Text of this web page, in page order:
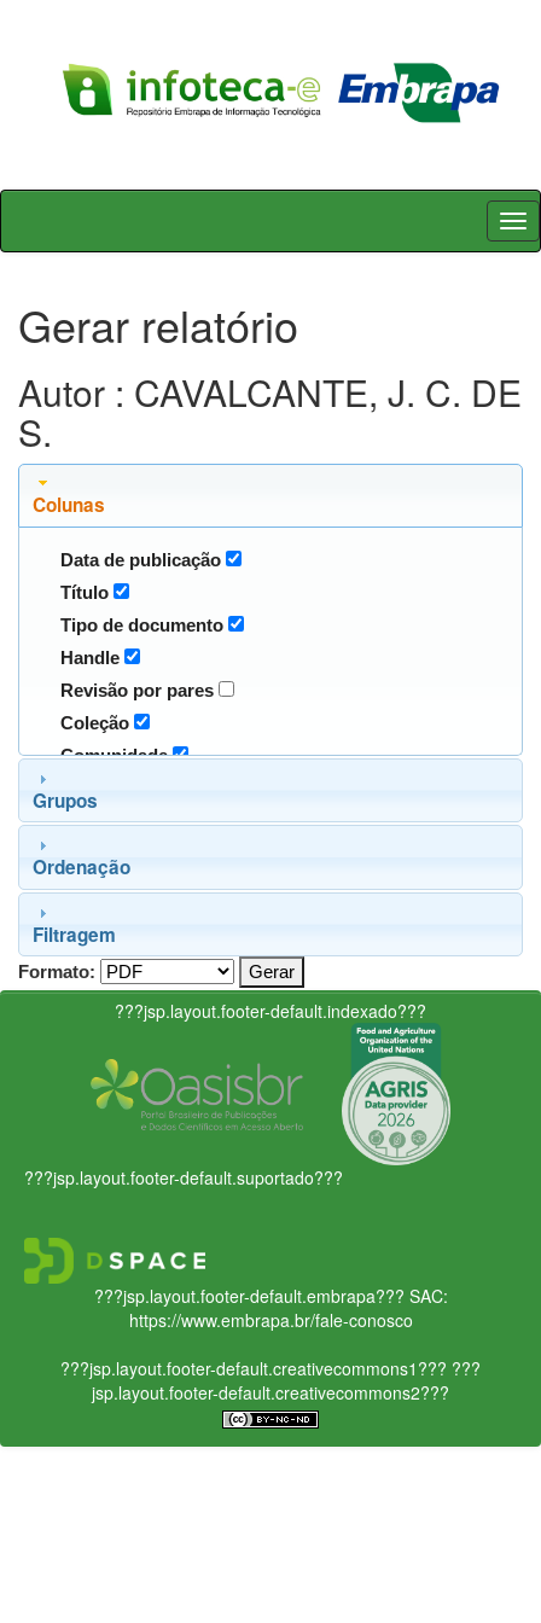
Skip
Gerar relatório
Autor : CAVALCANTE, J. C. DE
S.
Colunas
Data de publicação
Título
Tipo de documento
Handle
Revisão por pares
Coleção
Comunidade
Grupos
Ordenação
Filtragem
Formato:
???jsp.layout.footer-default.indexado???
???jsp.layout.footer-default.suportado???
???jsp.layout.footer-default.embrapa??? SAC:
https://www.embrapa.br/fale-conosco
???jsp.layout.footer-default.creativecommons1??? ???
jsp.layout.footer-default.creativecommons2???